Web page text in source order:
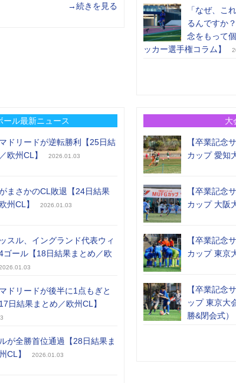
→続きを見る
「なぜ、こ
るんですか
念をもって
ッカー選手権コラム】
ール最新ニュース
ドリードが逆転勝利【25日結
欧州CL】
2026.01.03
まさかのCL敗退【24日結果
州CL】
2026.01.03
スル、イングランド代表ウィ
ゴール【18日結果まとめ／欧
ドリードが後半に1点もぎと
日結果まとめ／欧州CL】
が全勝首位通過【28日結果ま
CL】
2026.01.03
大
【卒業記念
カップ 愛知
【卒業記念
カップ 大阪
【卒業記念
カップ 東京
【卒業記念
ップ 東京大
勝&閉会式）